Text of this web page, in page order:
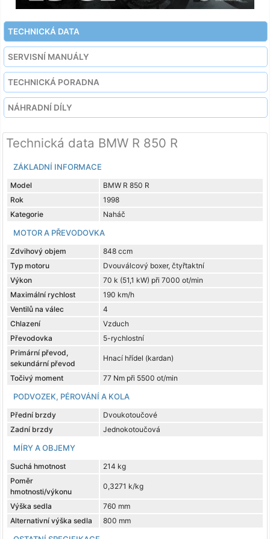
TECHNICKÁ DATA
SERVISNÍ MANUÁLY
TECHNICKÁ PORADNA
NÁHRADNÍ DÍLY
Technická data BMW R 850 R
ZÁKLADNÍ INFORMACE
Model
BMW R 850 R
Rok
1998
Kategorie
Naháč
MOTOR A PŘEVODOVKA
Zdvihový objem
848 ccm
Typ motoru
Dvouválcový boxer, čtyřtaktní
Výkon
70 k (51,1 kW) při 7000 ot/min
Maximální rychlost
190 km/h
Ventilů na válec
4
Chlazení
Vzduch
Převodovka
5-rychlostní
Primární převod,
sekundární převod
Hnací hřídel (kardan)
Točivý moment 77 Nm při 5500 ot/min
PODVOZEK, PÉROVÁNÍ A KOLA
Přední brzdy
Dvoukotoučové
Zadní brzdy
Jednokotoučová
MÍRY A OBJEMY
Suchá hmotnost
214 kg
Poměr
hmotnosti/výkonu
0,3271 k/kg
Výška sedla
760 mm
Alternativní výška sedla
800 mm